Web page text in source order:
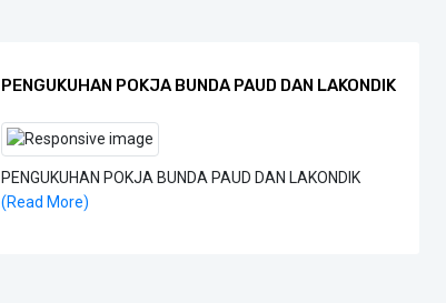
PENGUKUHAN POKJA BUNDA PAUD DAN LAKONDIK
PENGUKUHAN POKJA BUNDA PAUD DAN LAKONDIK
(Read More)